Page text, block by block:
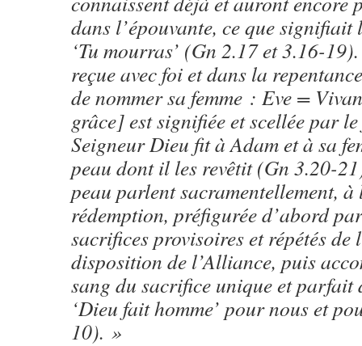
dans l’épouvante, ce que signifiait
‘Tu mourras’ (Gn 2.17 et 3.16-
reçue avec foi et dans la
de nommer sa femme : Eve =
grâce] est signifiée et scellée par
Seigneur Dieu fit à Adam et à sa
peau dont il les revêtit (Gn 3.20-
peau parlent sacramentellement, à
rédemption, préfigurée d’abord
sacrifices provisoires et répétés de
disposition de l’Alliance, puis
sang du sacrifice unique et parfait
‘Dieu fait homme’ pour nous et
10). »